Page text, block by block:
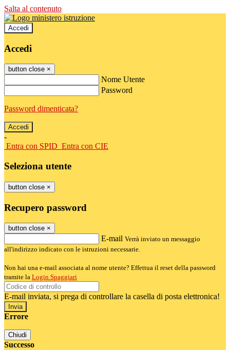
Salta al contenuto
Accedi
Accedi
button close ×
Nome Utente
Password
Password dimenticata?
-
Entra con SPID Entra con CIE
Seleziona utente
button close ×
Recupero password
button close ×
E-mail Verrà inviato un messaggio
all'indirizzo indicato con le istruzioni necessarie.
Non hai una e-mail associata al nome utente? Effettua il reset della password
tramite la Login Spaggiari
E-mail inviata, si prega di controllare la casella di posta elettronica!
Errore
Chiudi
Successo